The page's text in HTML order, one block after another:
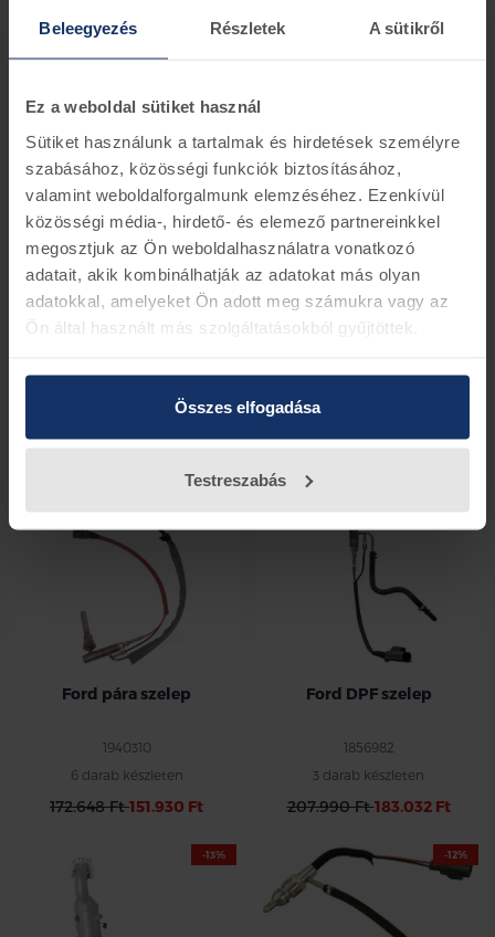
Beleegyezés Részletek A sütikről
Ez a weboldal sütiket használ
Sütiket használunk a tartalmak és hirdetések személyre
szabásához, közösségi funkciók biztosításához,
valamint weboldalforgalmunk elemzéséhez. Ezenkívül
közösségi média-, hirdető- és elemező partnereinkkel
megosztjuk az Ön weboldalhasználatra vonatkozó
adatait, akik kombinálhatják az adatokat más olyan
adatokkal, amelyeket Ön adott meg számukra vagy az
Ön által használt más szolgáltatásokból gyűjtöttek.
Összes elfogadása
Testreszabás
2 darab készleten
érzékelő
-12%
érzékelő
beérkezés 6-8 nap
beérkezés 6-8 nap
-12%
Ford pára szelep
1940310
6 darab készleten
172.648 Ft151.930 Ft
-12%
Ford DPF szelep
1856982
3 darab készleten
207.990 Ft183.032 Ft
-13% -12%